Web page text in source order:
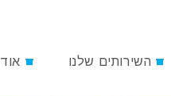
השירותים שלנו